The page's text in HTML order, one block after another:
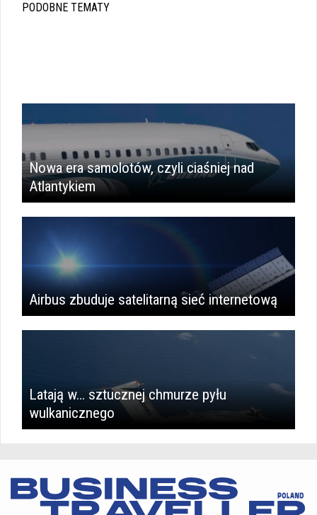
PODOBNE TEMATY
Nowa era samolotów, czyli ciaśniej nad
Atlantykiem
Airbus zbuduje satelitarną sieć internetową
Latają w… sztucznej chmurze pyłu
wulkanicznego